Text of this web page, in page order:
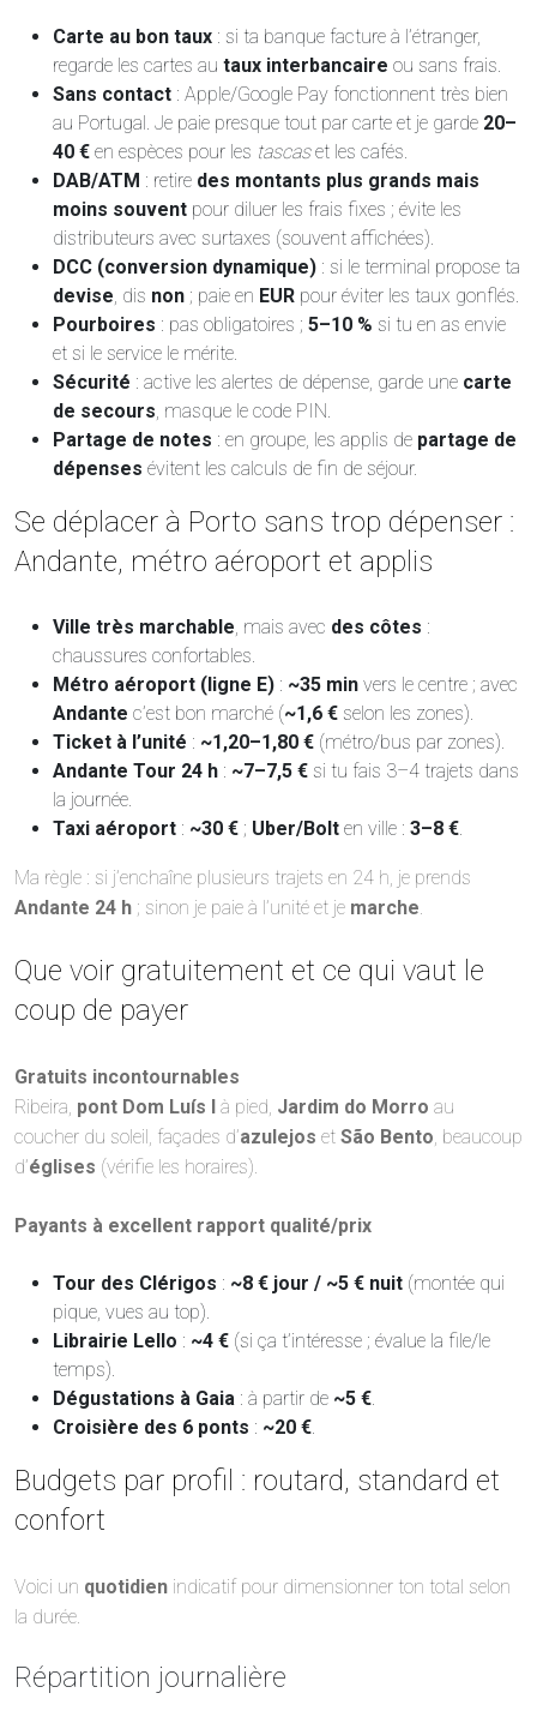
Carte au bon taux : si ta banque facture à l’étranger,
regarde les cartes au taux interbancaire ou sans frais.
Sans contact : Apple/Google Pay fonctionnent très bien
au Portugal. Je paie presque tout par carte et je garde 20–
40 € en espèces pour les tascaset les cafés.
DAB/ATM : retire des montants plus grands mais
moins souvent pour diluer les frais fixes ; évite les
distributeurs avec surtaxes (souvent affichées).
DCC (conversion dynamique) : si le terminal propose ta
devise , dis non ; paie en EUR pour éviter les taux gonflés.
Pourboires : pas obligatoires ; 5–10 % si tu en as envie
et si le service le mérite.
Sécurité : active les alertes de dépense, garde une carte
de secours , masque le code PIN.
Partage de notes : en groupe, les applis de partage de
dépenses évitent les calculs de fin de séjour.
Se déplacer à Porto sans trop dépenser :
Andante, métro aéroport et applis
Ville très marchable , mais avec des côtes :
chaussures confortables.
Métro aéroport (ligne E) : ~35 min vers le centre ; avec
Andante c’est bon marché (~1,6 € selon les zones).
Ticket à l’unité : ~1,20–1,80 € (métro/bus par zones).
Andante Tour 24 h : ~7–7,5 € si tu fais 3–4 trajets dans
la journée.
Taxi aéroport : ~30 € ; Uber/Bolt en ville : 3–8 €
Ma règle : si j’enchaîne plusieurs trajets en 24 h, je prends
Andante 24 h ; sinon je paie à l’unité et je marche
Que voir gratuitement et ce qui vaut le
coup de payer
Gratuits incontournables
Ribeira, pont Dom Luís I à pied, Jardim do Morro au
coucher du soleil, façades d’azulejos et São Bento , beaucoup
d’églises (vérifie les horaires).
Payants à excellent rapport qualité/prix
Tour des Clérigos : ~8 € jour / ~5 € nuit (montée qui
pique, vues au top).
Librairie Lello : ~4 € (si ça t’intéresse ; évalue la file/le
temps).
Dégustations à Gaia : à partir de ~5 €
Croisière des 6 ponts : ~20 €
Budgets par profil : routard, standard et
confort
Voici un quotidien indicatif pour dimensionner ton total selon
la durée.
Répartition journalière